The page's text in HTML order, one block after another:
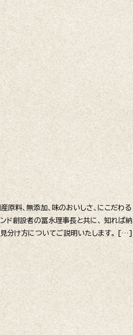
原料、無添加、味のおいしさ、にこだわる
ンド創設者の冨永理事長と共に、 知れば納
分け方についてご説明いたします。 […]